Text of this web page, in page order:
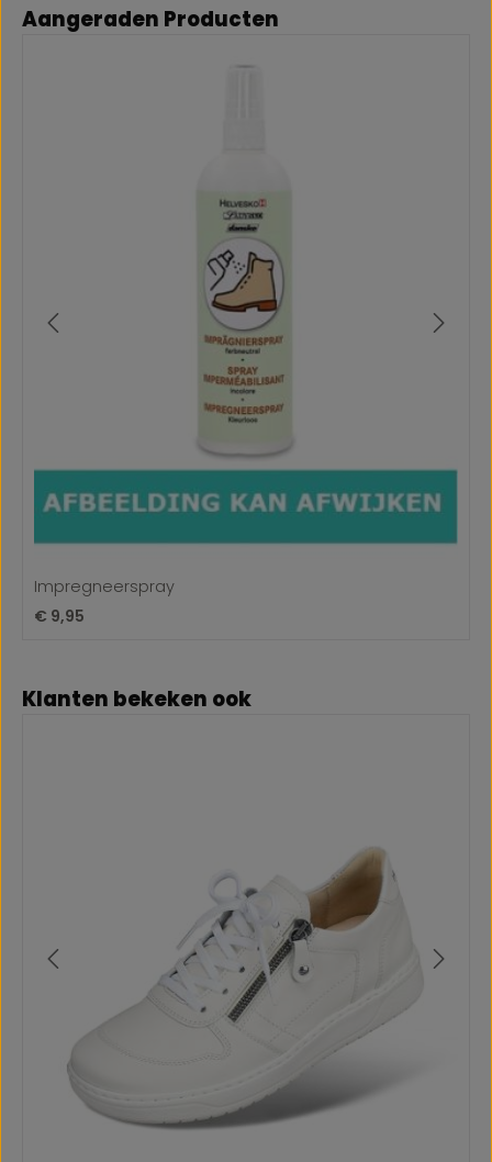
Productgalerij overslaan
Aangeraden Producten
Impregneerspray
Normale prijs:
€ 9,95
Productgalerij overslaan
Klanten bekeken ook